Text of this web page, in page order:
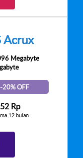
Acrux
Megabyte
-20% OFF
Rp
12 bulan